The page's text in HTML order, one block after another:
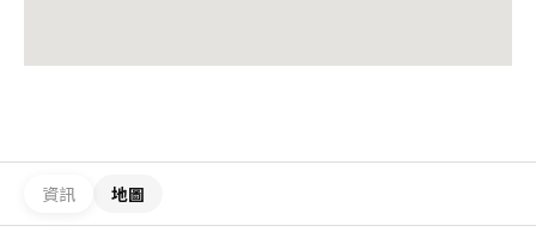
資訊 地圖